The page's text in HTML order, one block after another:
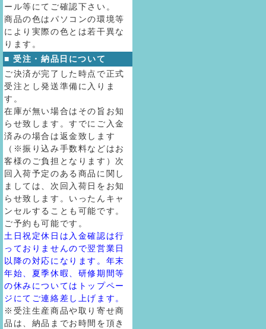
ール等にてご確認下さい。
商品の色はパソコンの環境等
により実際の色とは若干異な
ります。
■ 受注・納品日について
ご決済が完了した時点で正式
受注とし発送準備に入りま
す。
在庫が無い場合はその旨お知
らせ致します。すでにご入金
済みの場合は返金致します
（※振り込み手数料などはお
客様のご負担となります）次
回入荷予定のある商品に関し
ましては、次回入荷日をお知
らせ致します。いったんキャ
ンセルすることも可能です。
ご予約も可能です。
土日祝定休日は入金確認は行
っておりませんので翌営業日
以降の対応になります。年末
年始、夏季休暇、研修期間等
の休みについてはトップペー
ジにてご連絡差し上げます。
※受注生産商品や取り寄せ商
品は、納品までお時間を頂き